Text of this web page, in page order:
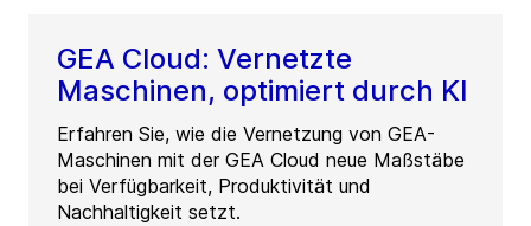
GEA Cloud: Vernetzte
Maschinen, optimiert durch KI
Erfahren Sie, wie die Vernetzung von GEA-
Maschinen mit der GEA Cloud neue Maßstäbe
bei Verfügbarkeit, Produktivität und
Nachhaltigkeit setzt.